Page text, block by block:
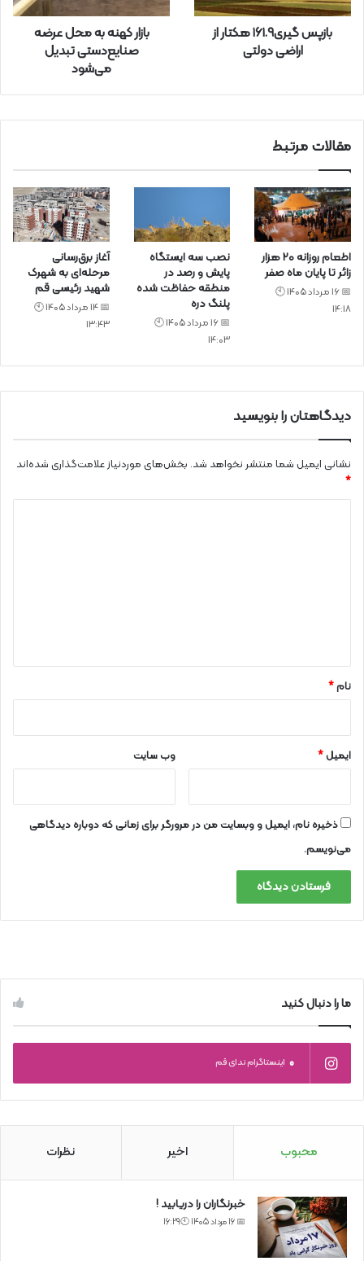
ر
بازپس گیری۱۶۱.۹ هکتار از
اراضی دولتی
بازار کهنه به محل عرضه
صنایع‌دستی تبدیل
می‌شود
مقالات مرتبط
اطعام روزانه ۲۰ هزار
زائر تا پایان ماه صفر
📅 16 مرداد 1405 🕙
14:18
نصب سه ایستگاه
پایش و رصد در
منطقه حفاظت شده
پلنگ دره
📅 16 مرداد 1405 🕙
14:03
آغاز برق‌رسانی
مرحله‌ای به شهرک
شهید رئیسی قم
📅 14 مرداد 1405 🕙
13:43
دیدگاهتان را بنویسید
نشانی ایمیل شما منتشر نخواهد شد. بخش‌های موردنیاز علامت‌گذاری شده‌اند
*
نام*
ایمیل* وب‌ سایت
ذخیره نام، ایمیل و وبسایت من در مرورگر برای زمانی که دوباره دیدگاهی
می‌نویسم.
ما را دنبال کنید
0 اینستاگرام ندای قم
محبوب اخیر نظرات
خبرنگاران را دریابید !
📅 16 مرداد 1405 🕙16:29